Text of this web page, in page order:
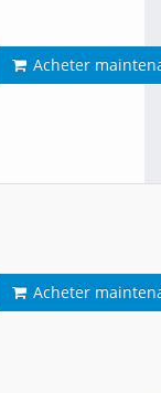
Acheter
Acheter